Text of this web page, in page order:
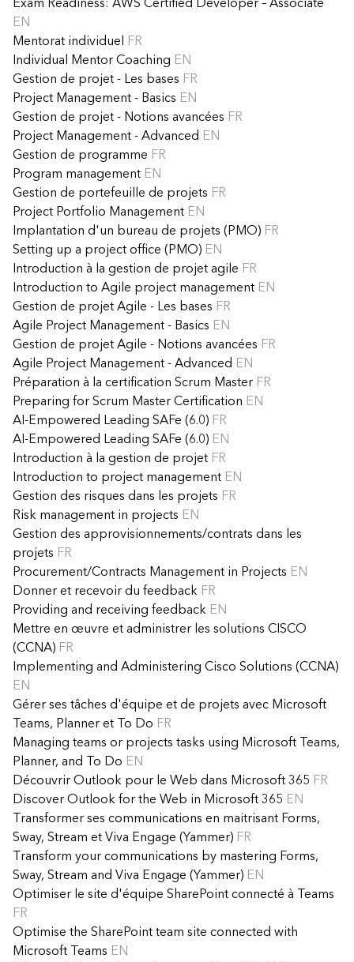
EN
Mentorat individuel FR
Individual Mentor Coaching EN
Gestion de projet - Les bases FR
Project Management - Basics EN
Gestion de projet - Notions avancées FR
Project Management - Advanced EN
Gestion de programme FR
Program management EN
Gestion de portefeuille de projets FR
Project Portfolio Management EN
Implantation d'un bureau de projets (PMO) FR
Setting up a project office (PMO) EN
Introduction à la gestion de projet agile FR
Introduction to Agile project management EN
Gestion de projet Agile - Les bases FR
Agile Project Management - Basics EN
Gestion de projet Agile - Notions avancées FR
Agile Project Management - Advanced EN
Préparation à la certification Scrum Master FR
Preparing for Scrum Master Certification EN
AI-Empowered Leading SAFe (6.0) FR
AI-Empowered Leading SAFe (6.0) EN
Introduction à la gestion de projet FR
Introduction to project management EN
Gestion des risques dans les projets FR
Risk management in projects EN
Gestion des approvisionnements/contrats dans les
projets FR
Procurement/Contracts Management in Projects EN
Donner et recevoir du feedback FR
Providing and receiving feedback EN
Mettre en œuvre et administrer les solutions CISCO
(CCNA) FR
Implementing and Administering Cisco Solutions (CCNA)
EN
Gérer ses tâches d'équipe et de projets avec Microsoft
Teams, Planner et To Do FR
Managing teams or projects tasks using Microsoft Teams,
Planner, and To Do EN
Découvrir Outlook pour le Web dans Microsoft 365 FR
Discover Outlook for the Web in Microsoft 365 EN
Transformer ses communications en maitrisant Forms,
Sway, Stream et Viva Engage (Yammer) FR
Transform your communications by mastering Forms,
Sway, Stream and Viva Engage (Yammer) EN
Optimiser le site d'équipe SharePoint connecté à Teams
FR
Optimise the SharePoint team site connected with
Microsoft Teams EN